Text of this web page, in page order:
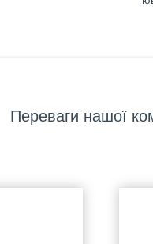
Переваги нашої